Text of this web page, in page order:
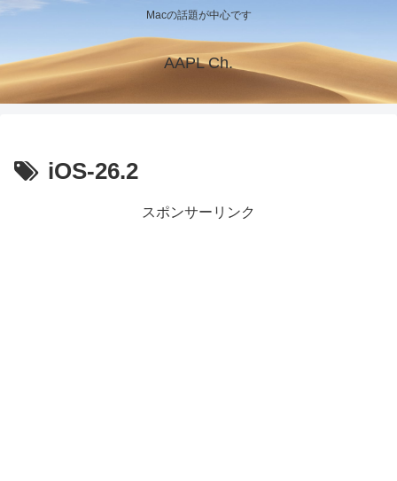
Macの話題が中心です
AAPL Ch.
iOS-26.2
スポンサーリンク